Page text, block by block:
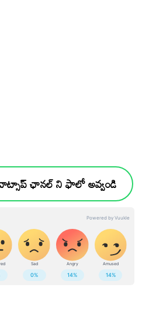
ఛానల్ ని ఫాలో అవ్వండి